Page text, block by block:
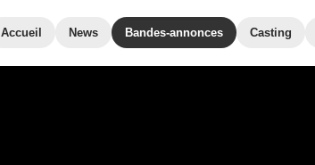
Accueil News Bandes-annonces Casting